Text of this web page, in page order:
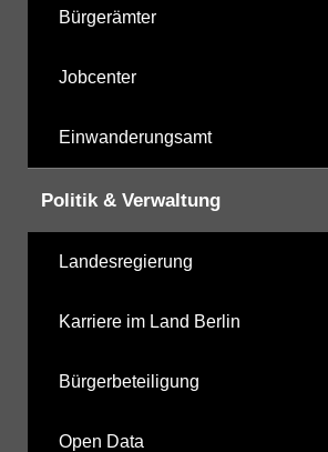
Bürgerämter
Jobcenter
Einwanderungsamt
Politik & Verwaltung
Landesregierung
Karriere im Land Berlin
Bürgerbeteiligung
Open Data